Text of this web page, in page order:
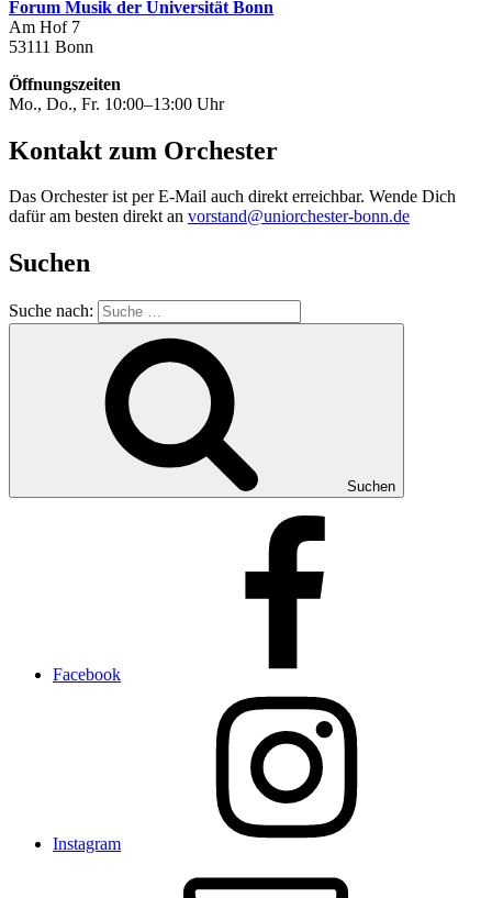
Forum Musik der Universität Bonn
Am Hof 7
53111 Bonn
Öffnungszeiten
Mo., Do., Fr. 10:00–13:00 Uhr
Kontakt zum Orchester
Das Orchester ist per E-Mail auch direkt erreichbar. Wende Dich
dafür am besten direkt an vorstand@uniorchester-bonn.de
Suchen
Suche nach:
Suchen
Facebook
Instagram